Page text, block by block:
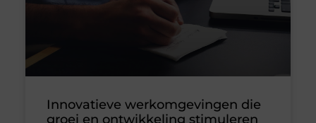
Innovatieve werkomgevingen die
groei en ontwikkeling stimuleren